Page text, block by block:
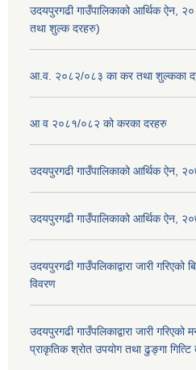
उदयपुरगढी गाउँपालिकाको आर्थिक
तथा शुल्क दरहरु)
आ.व. २०८२/०८३ का कर तथा शुल्कका
आ व २०८१/०८२ को करका दरहरु
उदयपुरगढी गाउँपालिकाको आर्थिक ऐन,
उदयपुरगढी गाउँपालिकाको आर्थिक ऐन,
उदयपुरगढी गाउँपलिकाद्वारा जारी गरिएको
विवरण
उदयपुरगढी गाउँपलिकाद्वारा जारी गरिएको
प्राकृतिक श्रोत उपयोग तथा ढुङ्गा